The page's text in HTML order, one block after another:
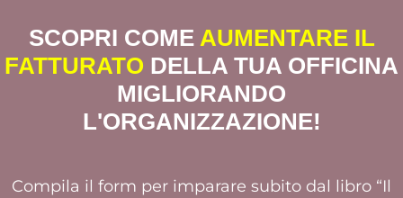
SCOPRI COME AUMENTARE IL
FATTURATO DELLA TUA OFFICINA
MIGLIORANDO
L'ORGANIZZAZIONE!
Compila il form per imparare subito dal libro “Il